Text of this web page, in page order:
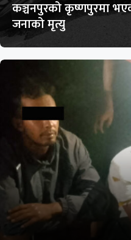
कञ्चनपुरको कृष्णपुरमा
जनाको मृत्यु